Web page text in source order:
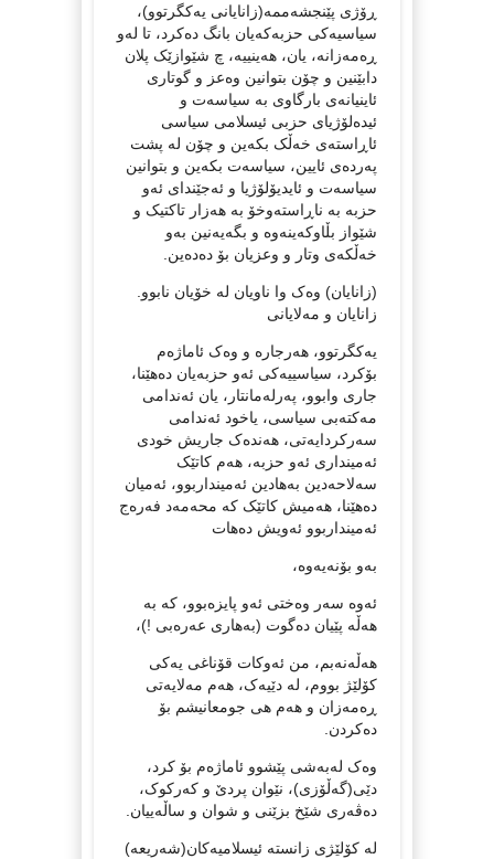
ڕۆژی پێنجشەممە(زانایانی یەکگرتوو)،
سیاسیەکی حزبەکەیان بانگ دەکرد، تا لەو
ڕەمەزانە، یان، هەینییە، چ شێوازێک پلان
دابێنین و چۆن بتوانین وەعز و گوتاری
ئاینیانەی بارگاوی بە سیاسەت و
ئیدەلۆژیای حزبی ئیسلامی سیاسی
ئاڕاستەی خەڵک بکەین و چۆن لە پشت
پەردەی ئایین، سیاسەت بکەین و بتوانین
سیاسەت و ئایدیۆلۆژیا و ئەجێندای ئەو
حزبە بە ناڕاستەوخۆ بە هەزار تاکتیک و
شێواز بڵاوکەینەوە و بگەیەنین بەو
خەڵکەی وتار و وعزیان بۆ دەدەین.
(زانایان) وەک وا ناویان لە خۆیان نابوو.
زانایان و مەلایانی
یەکگرتوو، هەرجارە و وەک ئاماژەم
بۆکرد، سیاسییەکی ئەو حزبەیان دەهێنا،
جاری وابوو، پەرلەمانتار، یان ئەندامی
مەکتەبی سیاسی، یاخود ئەندامی
سەرکردایەتی، هەندەک جاریش خودی
ئەمینداری ئەو حزبە، هەم کاتێک
سەلاحەدین بەهادین ئەمینداربوو، ئەمیان
دەهێنا، هەمیش کاتێک کە محەمەد فەرەج
ئەمینداربوو ئەویش دەهات
بەو بۆنەیەوە،
ئەوە سەر وەختی ئەو پایزەبوو، کە بە
هەڵە پێیان دەگوت (بەهاری عەرەبی !)،
هەڵەنەبم، من ئەوکات قۆناغی یەکی
کۆلێژ بووم، لە دێیەک، هەم مەلایەتی
ڕەمەزان و هەم هی جومعانیشم بۆ
دەکردن.
وەک لەبەشی پێشوو ئاماژەم بۆ کرد،
دێی(گەڵۆزی)، نێوان پردێ و کەرکوک،
دەڤەری شێخ بزێنی و شوان و ساڵەییان.
لە کۆلێژی زانستە ئیسلامیەکان(شەریعە)